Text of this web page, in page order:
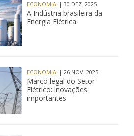
ECONOMIA | 30 DEZ. 2025
A Indústria brasileira da
Energia Elétrica
ECONOMIA | 26 NOV. 2025
Marco legal do Setor
Elétrico: inovações
importantes